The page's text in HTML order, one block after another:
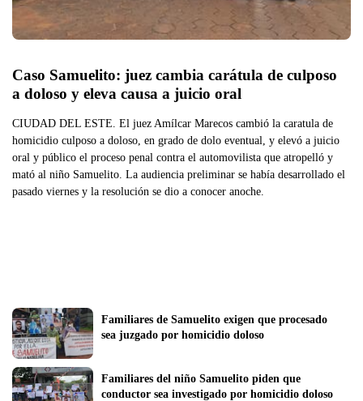
Caso Samuelito: juez cambia carátula de culposo
a doloso y eleva causa a juicio oral
CIUDAD DEL ESTE. El juez Amílcar Marecos cambió la caratula de
homicidio culposo a doloso, en grado de dolo eventual, y elevó a juicio
oral y público el proceso penal contra el automovilista que atropelló y
mató al niño Samuelito. La audiencia preliminar se había desarrollado el
pasado viernes y la resolución se dio a conocer anoche.
Familiares de Samuelito exigen que procesado
sea juzgado por homicidio doloso
Familiares del niño Samuelito piden que
conductor sea investigado por homicidio doloso